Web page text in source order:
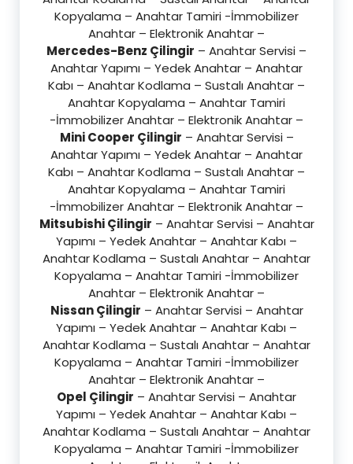
Kopyalama – Anahtar Tamiri -İmmobilizer
Anahtar – Elektronik Anahtar –
Mercedes-Benz Çilingir – Anahtar Servisi –
Anahtar Yapımı – Yedek Anahtar – Anahtar
Kabı – Anahtar Kodlama – Sustalı Anahtar –
Anahtar Kopyalama – Anahtar Tamiri
-İmmobilizer Anahtar – Elektronik Anahtar –
Mini Cooper Çilingir – Anahtar Servisi –
Anahtar Yapımı – Yedek Anahtar – Anahtar
Kabı – Anahtar Kodlama – Sustalı Anahtar –
Anahtar Kopyalama – Anahtar Tamiri
-İmmobilizer Anahtar – Elektronik Anahtar –
Mitsubishi Çilingir – Anahtar Servisi – Anahtar
Yapımı – Yedek Anahtar – Anahtar Kabı –
Anahtar Kodlama – Sustalı Anahtar – Anahtar
Kopyalama – Anahtar Tamiri -İmmobilizer
Anahtar – Elektronik Anahtar –
Nissan Çilingir – Anahtar Servisi – Anahtar
Yapımı – Yedek Anahtar – Anahtar Kabı –
Anahtar Kodlama – Sustalı Anahtar – Anahtar
Kopyalama – Anahtar Tamiri -İmmobilizer
Anahtar – Elektronik Anahtar –
Opel Çilingir – Anahtar Servisi – Anahtar
Yapımı – Yedek Anahtar – Anahtar Kabı –
Anahtar Kodlama – Sustalı Anahtar – Anahtar
Kopyalama – Anahtar Tamiri -İmmobilizer